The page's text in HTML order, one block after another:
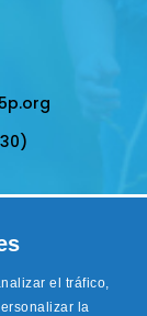
el tráfico,
la